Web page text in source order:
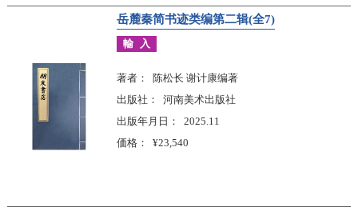
岳麓秦简书迹类编第二辑(全7)
輸入
著者
陈松长 谢计康编著
出版社
河南美术出版社
出版年月日
2025.11
価格
¥23,540